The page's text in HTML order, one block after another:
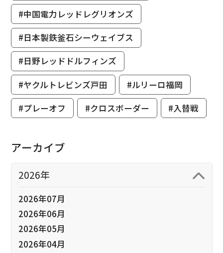
#中国電力レッドレグリオンズ
#日本製鉄釜石シーウェイブス
#日野レッドドルフィンズ
#ヤクルトレビンズ戸田
#ルリーロ福岡
#プレーオフ
#クロスボーダー #入替戦
アーカイブ
2026年
2026年07月
2026年06月
2026年05月
2026年04月